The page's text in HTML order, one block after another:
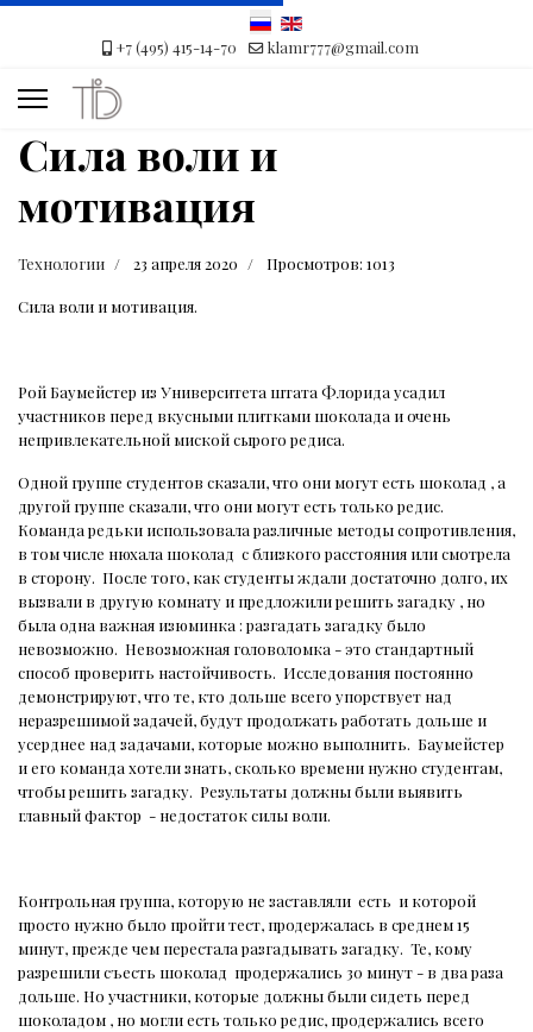
+7 (495) 415-14-70 klamr777@gmail.com
Сила воли и
мотивация
Технологии 23 апреля 2020 Просмотров: 1013
Сила воли и мотивация.
Рой Баумейстер из Университета штата Флорида усадил
участников перед вкусными плитками шоколада и очень
непривлекательной миской сырого редиса.
Одной группе студентов сказали, что они могут есть шоколад , а
другой группе сказали, что они могут есть только редис.
Команда редьки использовала различные методы сопротивления,
в том числе нюхала шоколад с близкого расстояния или смотрела
в сторону. После того, как студенты ждали достаточно долго, их
вызвали в другую комнату и предложили решить загадку , но
была одна важная изюминка : разгадать загадку было
невозможно. Невозможная головоломка - это стандартный
способ проверить настойчивость. Исследования постоянно
демонстрируют, что те, кто дольше всего упорствует над
неразрешимой задачей, будут продолжать работать дольше и
усерднее над задачами, которые можно выполнить. Баумейстер
и его команда хотели знать, сколько времени нужно студентам,
чтобы решить загадку. Результаты должны были выявить
главный фактор - недостаток силы воли.
Контрольная группа, которую не заставляли есть и которой
просто нужно было пройти тест, продержалась в среднем 15
минут, прежде чем перестала разгадывать загадку. Те, кому
разрешили съесть шоколад продержались 30 минут - в два раза
дольше. Но участники, которые должны были сидеть перед
шоколадом , но могли есть только редис, продержались всего